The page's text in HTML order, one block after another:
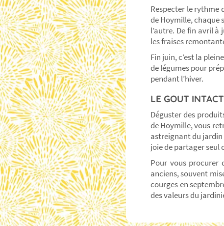
Respecter le rythme
de Hoymille, chaque
l’autre. De fin avril
les fraises
Fin juin, c’est la
de légumes pour
pendant l’hiver.
LE GOUT
Déguster des
de Hoymille, vous
astreignant du
joie de partager seul
Pour vous procurer
anciens, souvent
courges en
des valeurs du